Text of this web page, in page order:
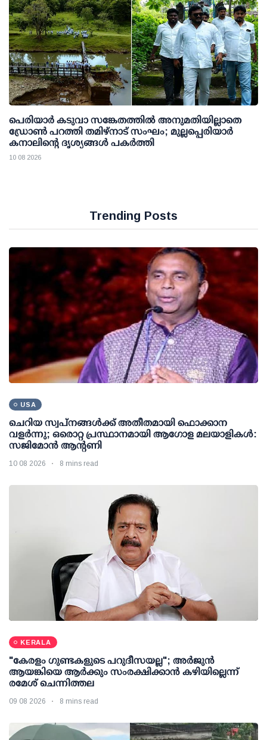
പെരിയാര്‍ കടുവാ സങ്കേതത്തില്‍ അനുമതിയില്ലാതെ
ഡ്രോണ്‍ പറത്തി തമിഴ്നാട് സംഘം; മുല്ലപ്പെരിയാര്‍
കനാലിന്റെ ദൃശ്യങ്ങള്‍ പകര്‍ത്തി
10 08 2026
Trending Posts
USA
ചെറിയ സ്വപ്നങ്ങൾക്ക് അതീതമായി ഫൊക്കാന
വളർന്നു; ഒരൊറ്റ പ്രസ്ഥാനമായി ആഗോള മലയാളികൾ:
സജിമോൻ ആന്റണി
10 08 2026 8 mins read
KERALA
"കേരളം ഗുണ്ടകളുടെ പറുദീസയല്ല"; അർജുൻ
ആയങ്കിയെ ആർക്കും സംരക്ഷിക്കാൻ കഴിയില്ലെന്ന്
രമേശ് ചെന്നിത്തല
09 08 2026 8 mins read